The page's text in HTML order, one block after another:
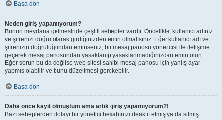
Başa dön
Neden giriş yapamıyorum?
Bunun meydana gelmesinde çeşitli sebepler vardır. Öncelikle, kullanıcı adınız
ve şifrenizi doğru olarak girdiğinizden emin olmalısınız. Eğer kullanıcı adı ve
şifrenizin doğruluğundan eminseniz, bir mesaj panosu yöneticisi ile iletişime
geçerek mesaj panosundan yasaklanıp yasaklanmadığınızdan emin olun.
Eğer sorun bu da değilse web sitesi sahibi mesaj panosu için yanlış ayar
yapmış olabilir ve bunu düzeltmesi gerekebilir.
Başa dön
Daha önce kayıt olmuştum ama artık giriş yapamıyorum?!
Bazı sebeplerden dolayı bir yönetici hesabınızı deaktif etmiş ya da silmiş